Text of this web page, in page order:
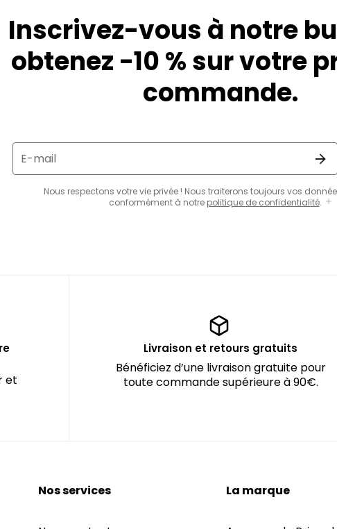
Inscrivez-vous à notre
obtenez -10 % sur votre
commande.
E-mail
Nous respectons votre vie privée ! Nous traiterons toujours vos
conformément à notre politique de confidentialité.
et
Livraison et retours gratuits
Bénéficiez d’une livraison gratuite pour
toute commande supérieure à 90€.
Nos services La marque